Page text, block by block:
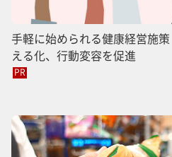
手軽に始められる健康経営施
える化、行動変容を促進
PR